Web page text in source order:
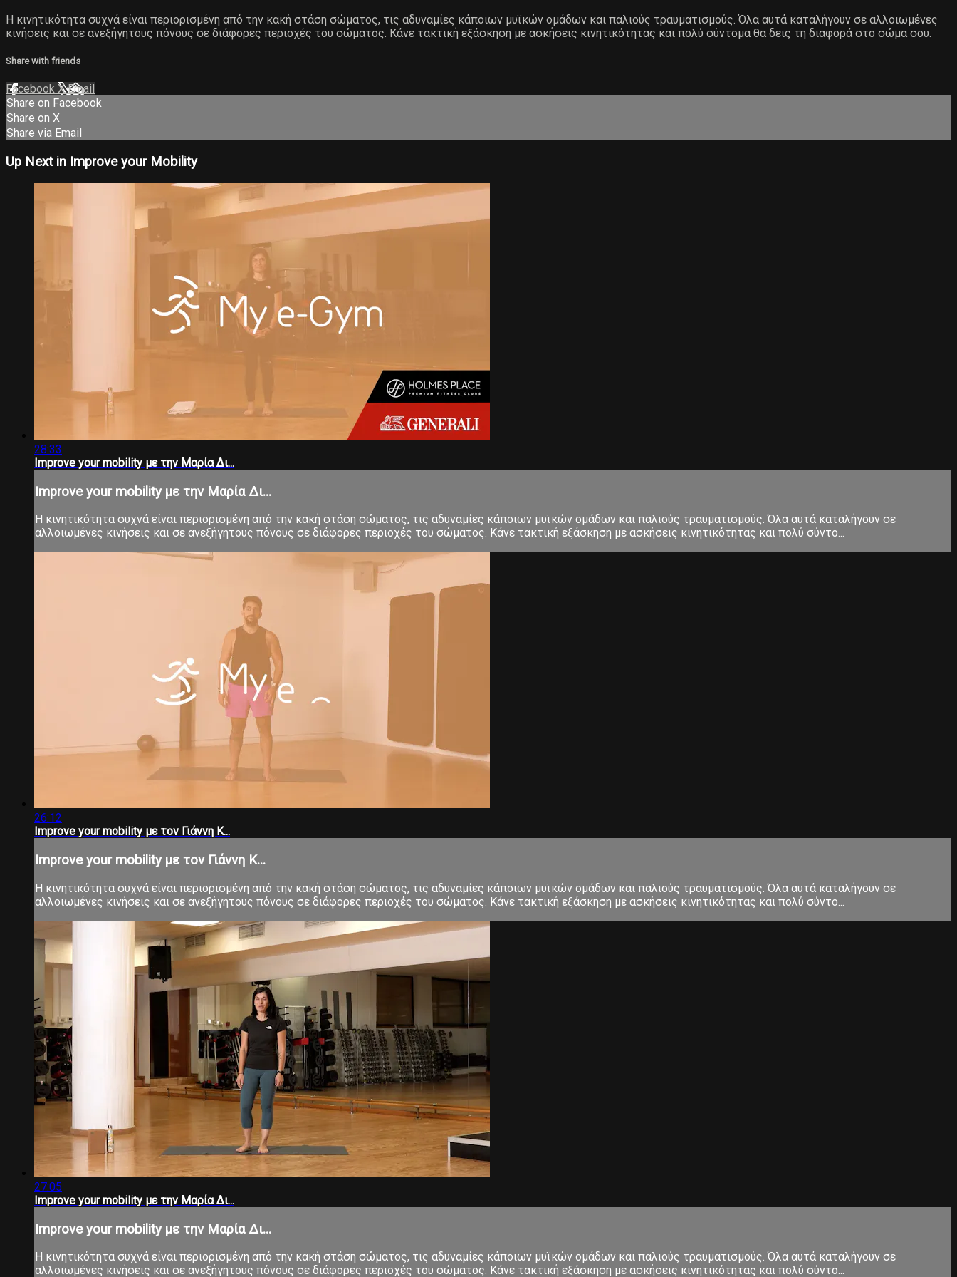
Η κινητικότητα συχνά είναι περιορισμένη από την κακή στάση σώματος, τις αδυναμίες κάποιων μυϊκών ομάδων και παλιούς τραυματισμούς. Όλα αυτά καταλήγουν σε αλλοιωμένες
κινήσεις και σε ανεξήγητους πόνους σε διάφορες περιοχές του σώματος. Κάνε τακτική εξάσκηση με ασκήσεις κινητικότητας και πολύ σύντομα θα δεις τη διαφορά στο σώμα σου.
Share with friends
Facebook XEmail
Share on Facebook
Share on X
Share via Email
Up Next in Improve your Mobility
28:33
Improve your mobility με την Μαρία Δι...
Improve your mobility με την Μαρία Δι...
Η κινητικότητα συχνά είναι περιορισμένη από την κακή στάση σώματος, τις αδυναμίες κάποιων μυϊκών ομάδων και παλιούς τραυματισμούς. Όλα αυτά καταλήγουν σε
αλλοιωμένες κινήσεις και σε ανεξήγητους πόνους σε διάφορες περιοχές του σώματος. Κάνε τακτική εξάσκηση με ασκήσεις κινητικότητας και πολύ σύντο...
26:12
Improve your mobility με τον Γιάννη Κ...
Improve your mobility με τον Γιάννη Κ...
Η κινητικότητα συχνά είναι περιορισμένη από την κακή στάση σώματος, τις αδυναμίες κάποιων μυϊκών ομάδων και παλιούς τραυματισμούς. Όλα αυτά καταλήγουν σε
αλλοιωμένες κινήσεις και σε ανεξήγητους πόνους σε διάφορες περιοχές του σώματος. Κάνε τακτική εξάσκηση με ασκήσεις κινητικότητας και πολύ σύντο...
27:05
Improve your mobility με την Μαρία Δι...
Improve your mobility με την Μαρία Δι...
Η κινητικότητα συχνά είναι περιορισμένη από την κακή στάση σώματος, τις αδυναμίες κάποιων μυϊκών ομάδων και παλιούς τραυματισμούς. Όλα αυτά καταλήγουν σε
αλλοιωμένες κινήσεις και σε ανεξήγητους πόνους σε διάφορες περιοχές του σώματος. Κάνε τακτική εξάσκηση με ασκήσεις κινητικότητας και πολύ σύντο...